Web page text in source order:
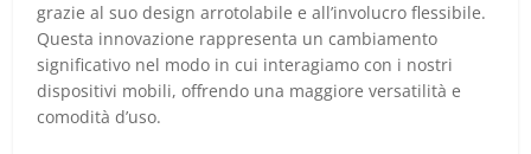
grazie al suo design arrotolabile e all’involucro flessibile.
Questa innovazione rappresenta un cambiamento
significativo nel modo in cui interagiamo con i nostri
dispositivi mobili, offrendo una maggiore versatilità e
comodità d’uso.